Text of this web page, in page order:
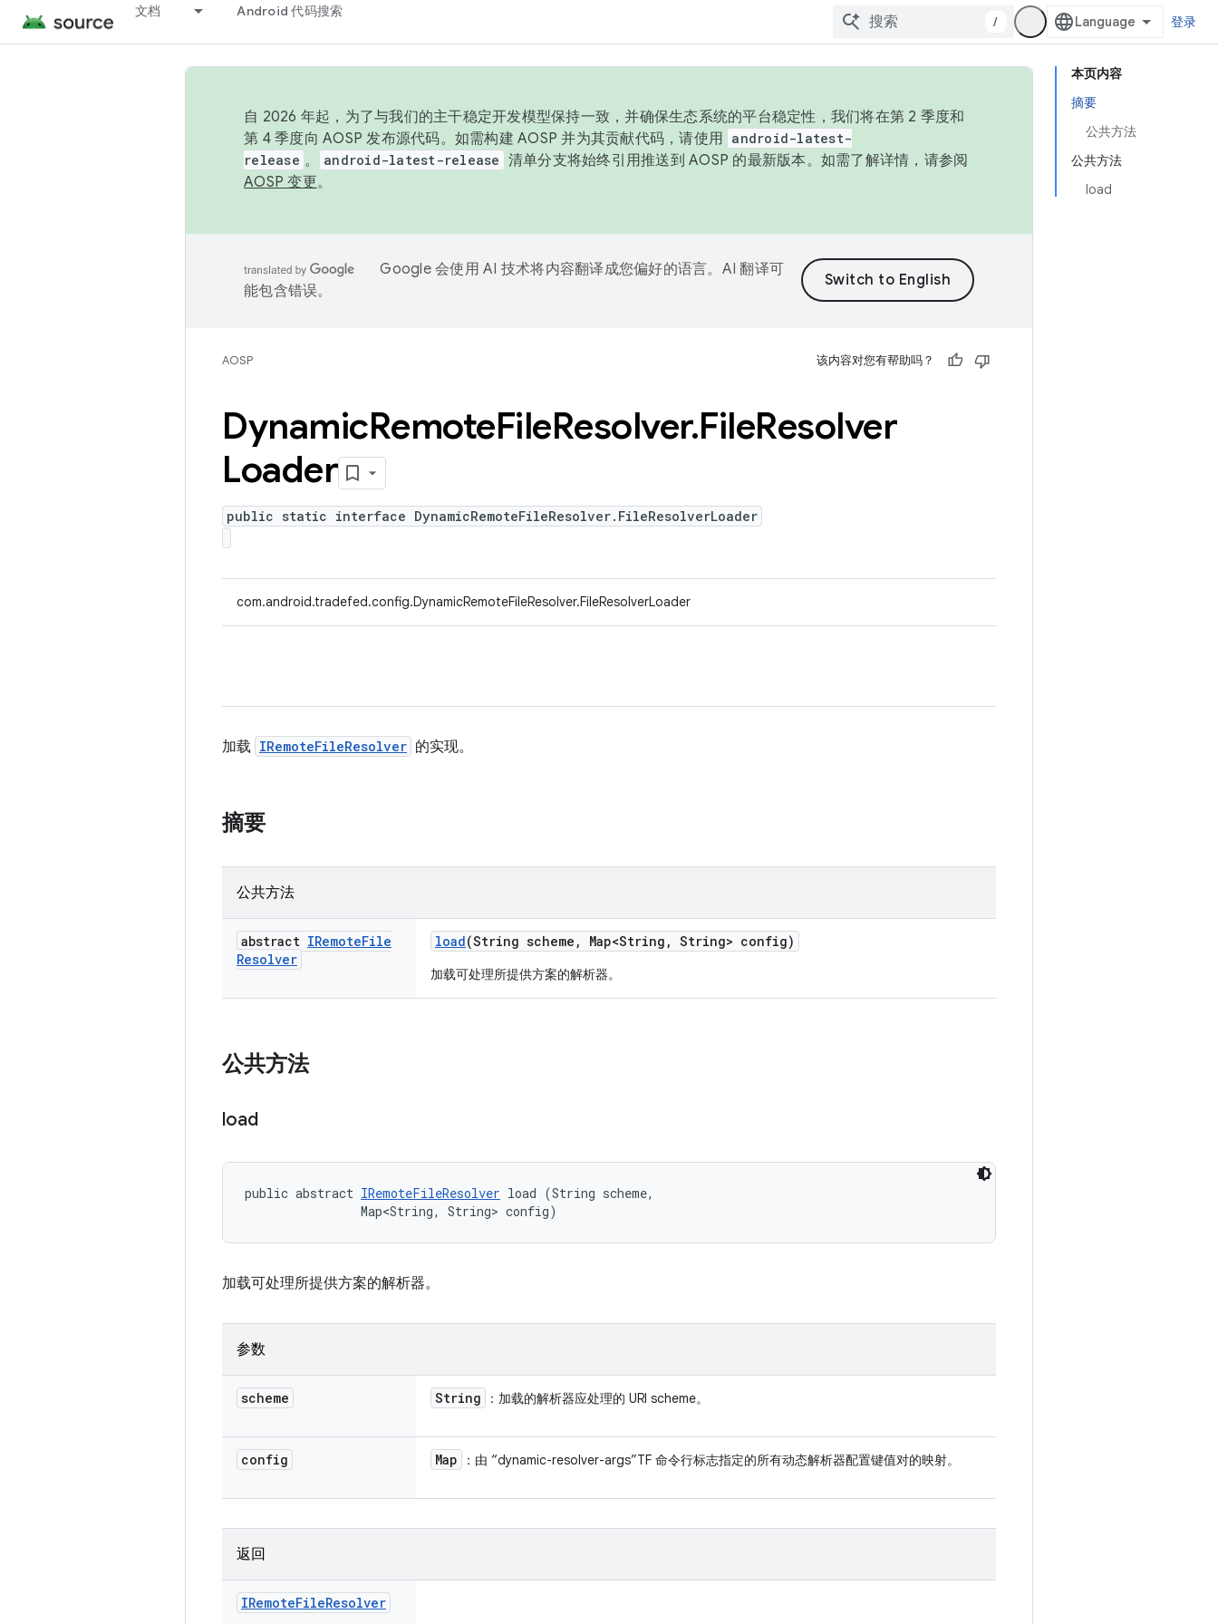
文档 Android 代码搜索
/ 登录
本页内容
摘要
公共方法
公共方法
load
自 2026 年起，为了与我们的主干稳定开发模型保持一致，并确保生态系统的平台稳定性，我们将在第 2 季度和
第 4 季度向 AOSP 发布源代码。如需构建 AOSP 并为其贡献代码，请使用 android-latest-
release 。 android-latest-release 清单分支将始终引用推送到 AOSP 的最新版本。如需了解详情，请参阅
AOSP 变更。
Google 会使用 AI 技术将内容翻译成您偏好的语言。AI 翻译可
能包含错误。
AOSP 该内容对您有帮助吗？
DynamicRemoteFileResolver.FileResolver
Loader
public static interface DynamicRemoteFileResolver.FileResolverLoader
com.android.tradefed.config.DynamicRemoteFileResolver.FileResolverLoader
加载 IRemoteFileResolver 的实现。
摘要
公共方法
abstract IRemoteFile
Resolver
load(String scheme , Map<String , String> config)
加载可处理所提供方案的解析器。
公共方法
load
public abstract IRemoteFileResolver load (String scheme,
                Map<String, String> config)
加载可处理所提供方案的解析器。
参数
scheme String ：加载的解析器应处理的 URI scheme。
config Map ：由 “dynamic-resolver-args”TF 命令行标志指定的所有动态解析器配置键值对的映射。
返回
IRemoteFileResolver